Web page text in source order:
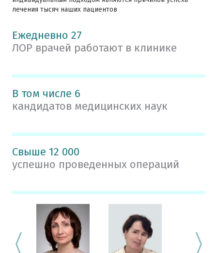
лечения тысяч наших пациентов
Ежедневно 27
ЛОР врачей работают в клинике
В том числе 6
кандидатов медицинских наук
Свыше 12 000
успешно проведенных операций